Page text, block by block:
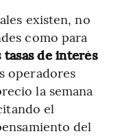
existen, no
como para
de interés
operadores
la semana
el
del